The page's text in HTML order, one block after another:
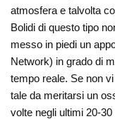
atmosfera e talvolta
Bolidi di questo tipo
messo in piedi un
Network) in grado di
tempo reale. Se non
tale da meritarsi un
volte negli ultimi 20-